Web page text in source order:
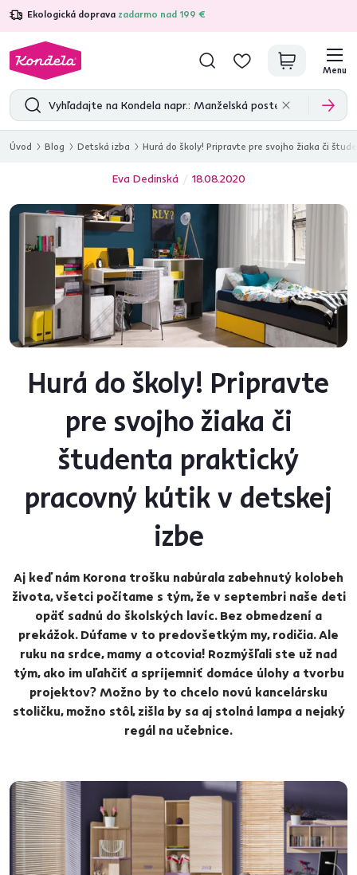
Ekologická doprava zadarmo nad 199 €
4,7 31 211overených produktových recenzií
Menu
Úvod Blog Detská izba Hurá do školy! Pripravte pre svojho žiaka či
Eva Dedinská 18.08.2020
Hurá do školy! Pripravte
pre svojho žiaka či
študenta praktický
pracovný kútik v detskej
izbe
Aj keď nám Korona trošku nabúrala zabehnutý kolobeh
života, všetci počítame s tým, že v septembri naše deti
opäť sadnú do školských lavíc. Bez obmedzení a
prekážok. Dúfame v to predovšetkým my, rodičia. Ale
ruku na srdce, mamy a otcovia! Rozmýšľali ste už nad
tým, ako im uľahčiť a spríjemniť domáce úlohy a tvorbu
projektov? Možno by to chcelo novú kancelársku
stoličku, možno stôl, zišla by sa aj stolná lampa a nejaký
regál na učebnice.